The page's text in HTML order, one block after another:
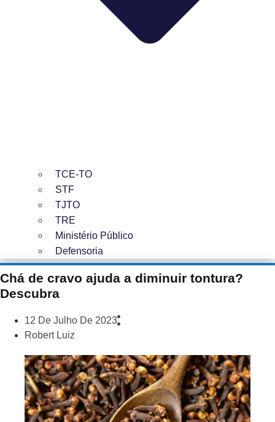
TCE-TO
STF
TJTO
TRE
Ministério Público
Defensoria
Chá de cravo ajuda a diminuir tontura?
Descubra
12 De Julho De 2023
Robert Luiz